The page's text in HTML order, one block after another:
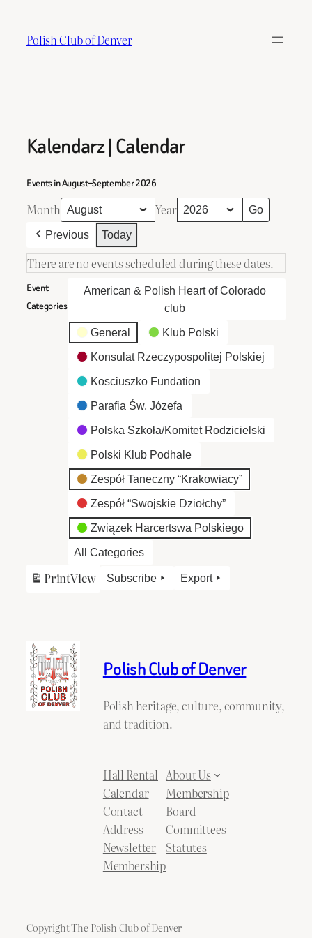
content
Polish Club of Denver
Kalendarz | Calendar
Events in August–September 2026
Month Year
Previous Today
There are no events scheduled during these dates.
Event
Categories
American & Polish Heart of Colorado
club
General Klub Polski
Konsulat Rzeczypospolitej Polskiej
Kosciuszko Fundation
Parafia Św. Józefa
Polska Szkoła/Komitet Rodzicielski
Polski Klub Podhale
Zespół Taneczny “Krakowiacy”
Zespół “Swojskie Dziołchy”
Związek Harcertswa Polskiego
All Categories
PrintView Subscribe Export
Polish Club of Denver
Polish heritage, culture, community,
and tradition.
Hall Rental
Calendar
Contact
Address
Newsletter
Membership
About Us
Membership
Board
Committees
Statutes
Copyright The Polish Club of Denver